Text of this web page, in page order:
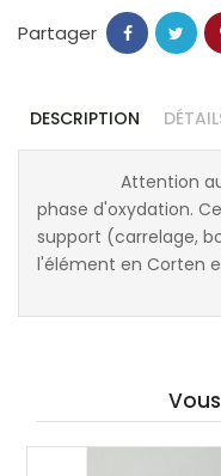
Partager
DESCRIPTION
Attention
phase d'oxydation.
support (carrelage,
l'élément en Corten